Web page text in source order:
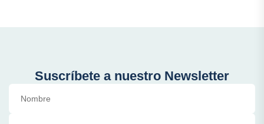
Suscríbete a nuestro Newsletter